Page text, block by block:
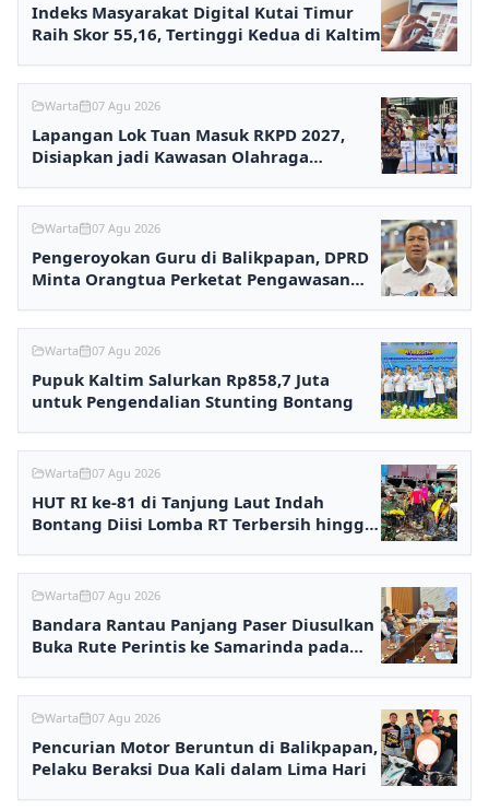
Indeks Masyarakat Digital Kutai Timur
Raih Skor 55,16, Tertinggi Kedua di Kaltim
Warta 07 Agu 2026
Lapangan Lok Tuan Masuk RKPD 2027,
Disiapkan jadi Kawasan Olahraga
Warta 07 Agu 2026
Pengeroyokan Guru di Balikpapan, DPRD
Minta Orangtua Perketat Pengawasan
Warta 07 Agu 2026
Pupuk Kaltim Salurkan Rp858,7 Juta
untuk Pengendalian Stunting Bontang
Warta 07 Agu 2026
HUT RI ke-81 di Tanjung Laut Indah
Bontang Diisi Lomba RT Terbersih hingga
Warta 07 Agu 2026
Bandara Rantau Panjang Paser Diusulkan
Buka Rute Perintis ke Samarinda pada
Warta 07 Agu 2026
Pencurian Motor Beruntun di Balikpapan,
Pelaku Beraksi Dua Kali dalam Lima Hari